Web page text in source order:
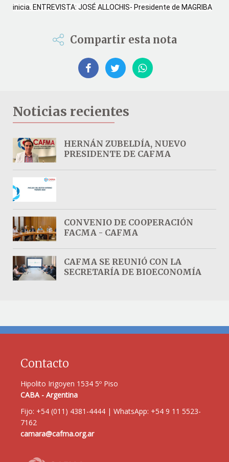
inicia. ENTREVISTA: JOSÉ ALLOCHIS- Presidente de MAGRIBA
Compartir esta nota
Noticias recientes
HERNÁN ZUBELDÍA, NUEVO
PRESIDENTE DE CAFMA
CONVENIO DE COOPERACIÓN
FACMA - CAFMA
CAFMA SE REUNIÓ CON LA
SECRETARÍA DE BIOECONOMÍA
Contacto
Hipolito Irigoyen 1534 5º Piso
CABA - Argentina
Fijo: +54 (011) 4381-4444 | WhatsApp: +54 9 11 5523-
7162
camara@cafma.org.ar